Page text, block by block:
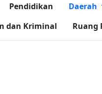
Pendidikan Daerah
dan Kriminal Ruang